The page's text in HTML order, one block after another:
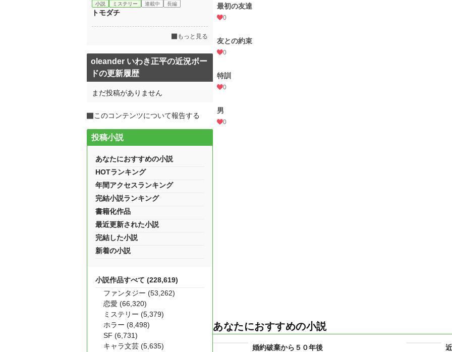
最初の友達
0
友との約束
0
特訓
0
男
0
あなたにおすすめの小説
婚約破棄から５０年後
小説 ミステリー 連載中 長編
トモダチ
もっと見る
oleander いわき正平の近況ボー
ドの更新履歴
まだ投稿がありません
このコンテンツについて報告する
投稿小説
あなたにおすすめの小説
HOTランキング
年間アクセスランキング
完結小説ランキング
書籍化作品
最近更新された小説
完結した小説
新着の小説
小説作品すべて (228,619)
ファンタジー (53,262)
恋愛 (66,320)
ミステリー (5,379)
ホラー (8,498)
SF (6,731)
キャラ文芸 (5,635)